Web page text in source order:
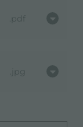
pdf
jpg